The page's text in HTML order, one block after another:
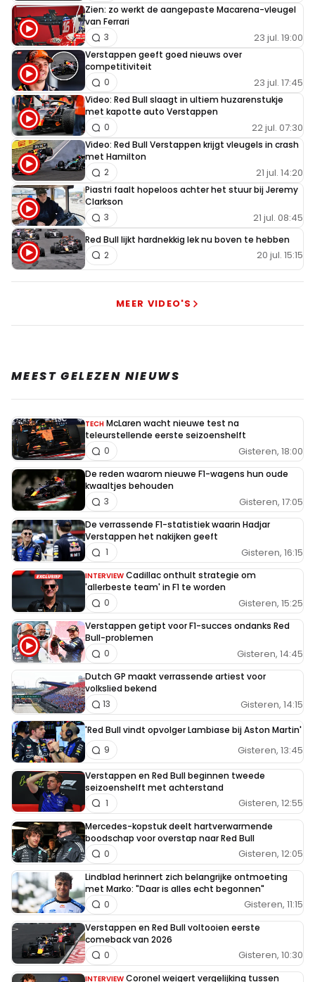
Zien: zo werkt de aangepaste Macarena-vleugel
van Ferrari
23 jul. 19:00
3
Verstappen geeft goed nieuws over
competitiviteit
23 jul. 17:45
0
Video: Red Bull slaagt in ultiem huzarenstukje
met kapotte auto Verstappen
22 jul. 07:30
0
Video: Red Bull Verstappen krijgt vleugels in crash
met Hamilton
21 jul. 14:20
2
Piastri faalt hopeloos achter het stuur bij Jeremy
Clarkson
21 jul. 08:45
3
Red Bull lijkt hardnekkig lek nu boven te hebben
20 jul. 15:15
2
MEER VIDEO'S
MEEST GELEZEN NIEUWS
TECH McLaren wacht nieuwe test na
teleurstellende eerste seizoenshelft
Gisteren, 18:00
0
De reden waarom nieuwe F1-wagens hun oude
kwaaltjes behouden
Gisteren, 17:05
3
De verrassende F1-statistiek waarin Hadjar
Verstappen het nakijken geeft
Gisteren, 16:15
1
INTERVIEW Cadillac onthult strategie om
'allerbeste team' in F1 te worden
Gisteren, 15:25
0
Verstappen getipt voor F1-succes ondanks Red
Bull-problemen
Gisteren, 14:45
0
Dutch GP maakt verrassende artiest voor
volkslied bekend
Gisteren, 14:15
13
'Red Bull vindt opvolger Lambiase bij Aston Martin'
Gisteren, 13:45
9
Verstappen en Red Bull beginnen tweede
seizoenshelft met achterstand
Gisteren, 12:55
1
Mercedes-kopstuk deelt hartverwarmende
boodschap voor overstap naar Red Bull
Gisteren, 12:05
0
Lindblad herinnert zich belangrijke ontmoeting
met Marko: "Daar is alles echt begonnen"
Gisteren, 11:15
0
Verstappen en Red Bull voltooien eerste
comeback van 2026
Gisteren, 10:30
0
INTERVIEW Coronel weigert vergelijking tussen